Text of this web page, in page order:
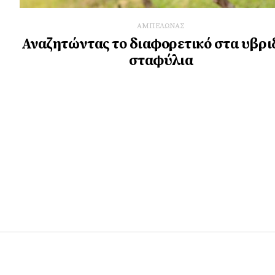
ΑΜΠΕΛΩΝΑΣ
Αναζητώντας το διαφορετικό στα
σταφύλια